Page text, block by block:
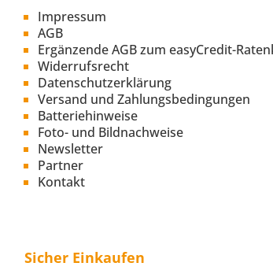
Impressum
AGB
Ergänzende AGB zum easyCredit-
Widerrufsrecht
Datenschutzerklärung
Versand und Zahlungsbedingungen
Batteriehinweise
Foto- und Bildnachweise
Newsletter
Partner
Kontakt
Sicher Einkaufen